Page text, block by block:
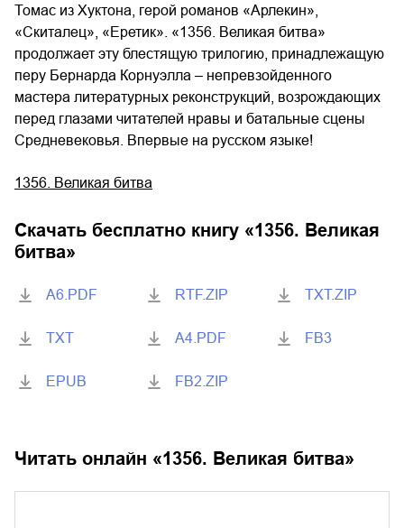
Томас из Хуктона, герой романов «Арлекин»,
«Скиталец», «Еретик». «1356. Великая битва»
продолжает эту блестящую трилогию, принадлежащую
перу Бернарда Корнуэлла – непревзойденного
мастера литературных реконструкций, возрождающих
перед глазами читателей нравы и батальные сцены
Средневековья. Впервые на русском языке!
1356. Великая битва
Скачать бесплатно книгу «1356. Великая
битва»
A6.PDF
TXT
EPUB
RTF.ZIP
A4.PDF
FB2.ZIP
TXT.ZIP
FB3
Читать онлайн «1356. Великая битва»